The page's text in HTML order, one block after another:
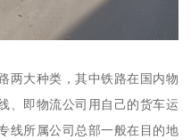
两大种类，其中铁路在国内物
、即物流公司用自己的货车运
线所属公司总部一般在目的地